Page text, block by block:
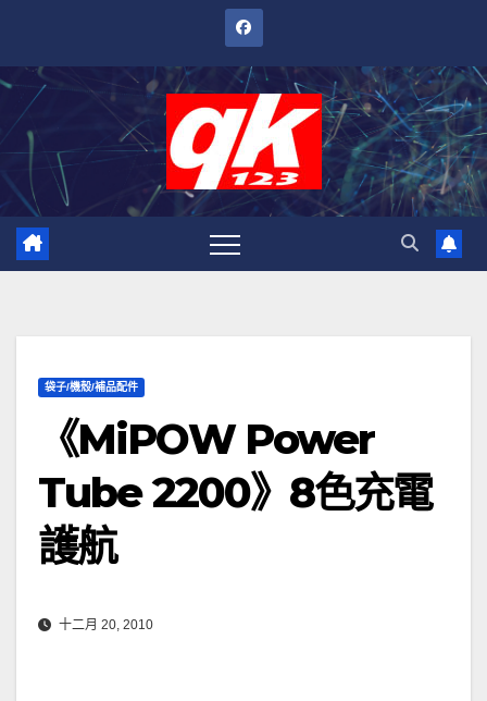
內
袋子/機殼/補品配件
《MiPOW Power
Tube 2200》8色充電
護航
十二月 20, 2010